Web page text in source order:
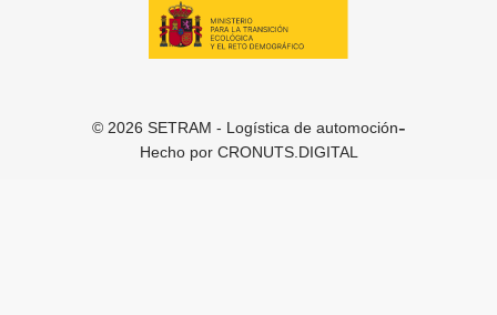
© 2026 SETRAM - Logística de automoción-
Hecho por CRONUTS.DIGITAL